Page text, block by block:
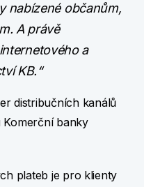
nabízené občanům,
A právě
a
KB.“
distribučních kanálů
banky
plateb je pro klienty